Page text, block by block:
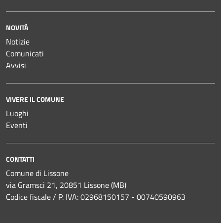
NOVITÀ
Notizie
Comunicati
Avvisi
VIVERE IL COMUNE
Luoghi
Eventi
CONTATTI
Comune di Lissone
via Gramsci 21, 20851 Lissone (MB)
Codice fiscale / P. IVA: 02968150157 - 00740590963